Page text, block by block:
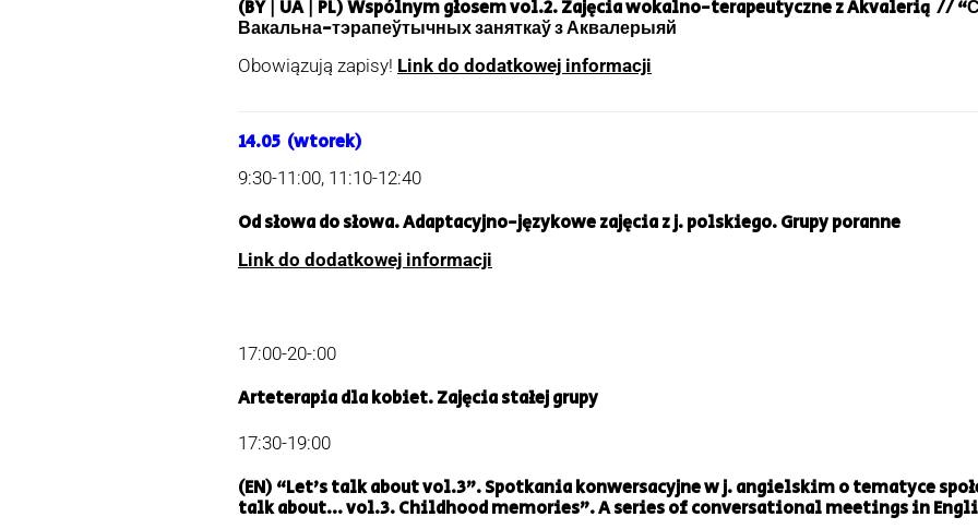
(BY | UA | PL)Wspólnym głosem vol.2.Zajęcia wokalno-terapeutyczne z Akvalerią //
Вакальна-тэрапеўтычных заняткаў з Аквалерыяй
Obowiązują zapisy! Link do dodatkowej informacji
14.05 (wtorek)
9:30-11:00, 11:10-12:40
Od słowa do słowa.Adaptacyjno-językowe zajęcia z j. polskiego. Grupy poranne
Link do dodatkowej informacji
17:00-20-:00
Arteterapia dla kobiet. Zajęcia stałej grupy
17:30-19:00
(EN) “Let’s talk about vol.3”. Spotkania konwersacyjne w j. angielskim o tematyce
talk about… vol.3. Childhood memories”. A series of conversational meetings in